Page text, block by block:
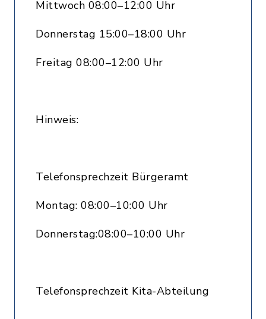
Mittwoch 08:00–12:00 Uhr
Donnerstag 15:00–18:00 Uhr
Freitag 08:00–12:00 Uhr
Hinweis:
Telefonsprechzeit Bürgeramt
Montag: 08:00–10:00 Uhr
Donnerstag:08:00–10:00 Uhr
Telefonsprechzeit Kita-Abteilung